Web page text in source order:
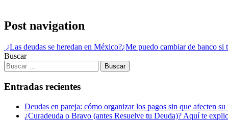
Post navigation
¿Las deudas se heredan en México?¿Me puedo cambiar de banco si
Buscar
Entradas recientes
Deudas en pareja: cómo organizar los pagos sin que afecten su
¿Curadeuda o Bravo (antes Resuelve tu Deuda)? Aquí te